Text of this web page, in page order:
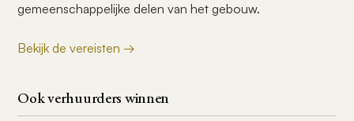
gemeenschappelijke delen van het gebouw.
Bekijk de vereisten →
Ook verhuurders winnen